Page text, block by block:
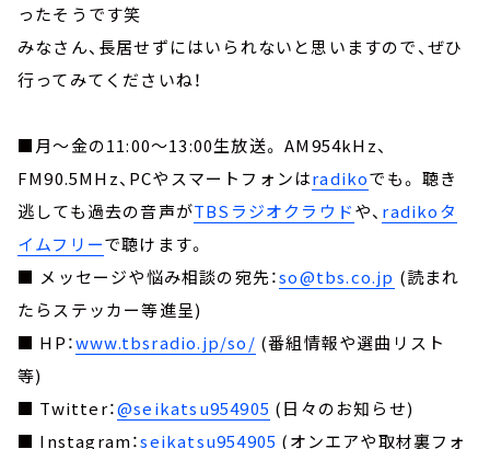
ったそうです笑
みなさん、長居せずにはいられないと思いますので、ぜひ
行ってみてくださいね！
■月～金の11:00～13:00生放送。 AM954kHz、
FM90.5MHz、PCやスマートフォンはradikoでも。 聴き
逃しても過去の音声がTBSラジオクラウドや、 radikoタ
イムフリーで聴けます。
■ メッセージや悩み相談の宛先：so@tbs.co.jp (読まれ
たらステッカー等進呈)
■ HP：www.tbsradio.jp/so/ (番組情報や選曲リスト
等)
■ Twitter：@seikatsu954905 (日々のお知らせ)
■ Instagram：seikatsu954905 (オンエアや取材裏フォ